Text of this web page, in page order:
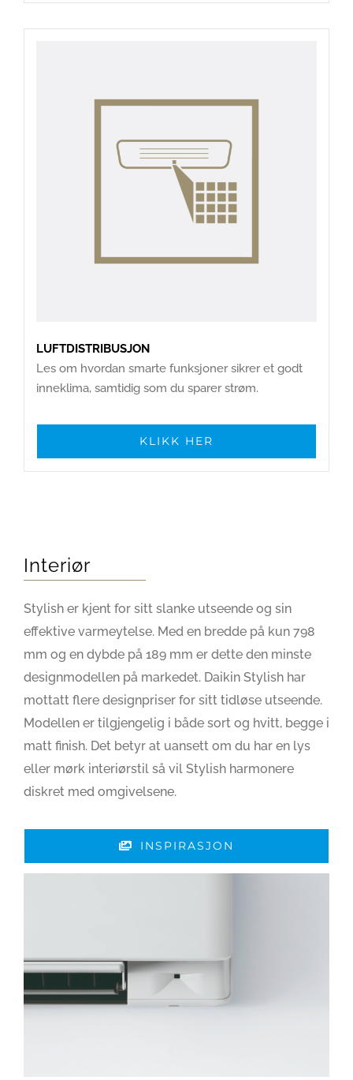
LUFTDISTRIBUSJON
Les om hvordan smarte funksjoner sikrer et godt
inneklima, samtidig som du sparer strøm.
KLIKK HER
Interiør
Stylish er kjent for sitt slanke utseende og sin
effektive varmeytelse. Med en bredde på kun 798
mm og en dybde på 189 mm er dette den minste
designmodellen på markedet. Daikin Stylish har
mottatt flere designpriser for sitt tidløse utseende.
Modellen er tilgjengelig i både sort og hvitt, begge i
matt finish. Det betyr at uansett om du har en lys
eller mørk interiørstil så vil Stylish harmonere
diskret med omgivelsene.
INSPIRASJON